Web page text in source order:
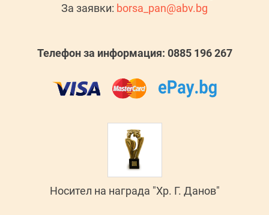
За заявки: borsa_pan@abv.bg
Телефон за информация: 0885 196 267
Носител на награда "Хр. Г. Данов"